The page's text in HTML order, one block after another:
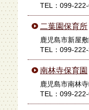
TEL：099-
二葉園保育所
鹿児島市新屋
TEL：099-
南林寺保育園
鹿児島市南林
TEL：099-